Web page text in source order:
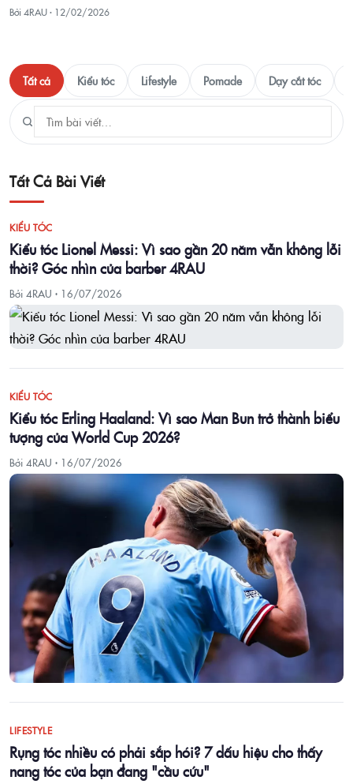
Bởi 4RAU · 12/02/2026
Tất cả Kiểu tóc Lifestyle Pomade Dạy cắt tóc
Tất Cả Bài Viết
KIỂU TÓC
Kiểu tóc Lionel Messi: Vì sao gần 20 năm vẫn không lỗi
thời? Góc nhìn của barber 4RAU
Bởi 4RAU · 16/07/2026
KIỂU TÓC
Kiểu tóc Erling Haaland: Vì sao Man Bun trở thành biểu
tượng của World Cup 2026?
Bởi 4RAU · 16/07/2026
LIFESTYLE
Rụng tóc nhiều có phải sắp hói? 7 dấu hiệu cho thấy
nang tóc của bạn đang "cầu cứu"